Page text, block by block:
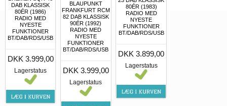
DAB KLASSISK
80ÉR (1986)
RADIO MED
NYESTE
FUNKTIONER
BT/DAB/RDS/USB
DKK 3.999,00
Lagerstatus
BLAUPUNKT
FRANKFURT RCM
82 DAB KLASSISK
90ÉR (1992)
RADIO MED
NYESTE
FUNKTIONER
BT/DAB/RDS/USB
DKK 3.999,00
Lagerstatus
80ÉR (1983)
RADIO MED
NYESTE
FUNKTIONER
BT/DAB/RDS/USB
DKK 3.899,00
Lagerstatus